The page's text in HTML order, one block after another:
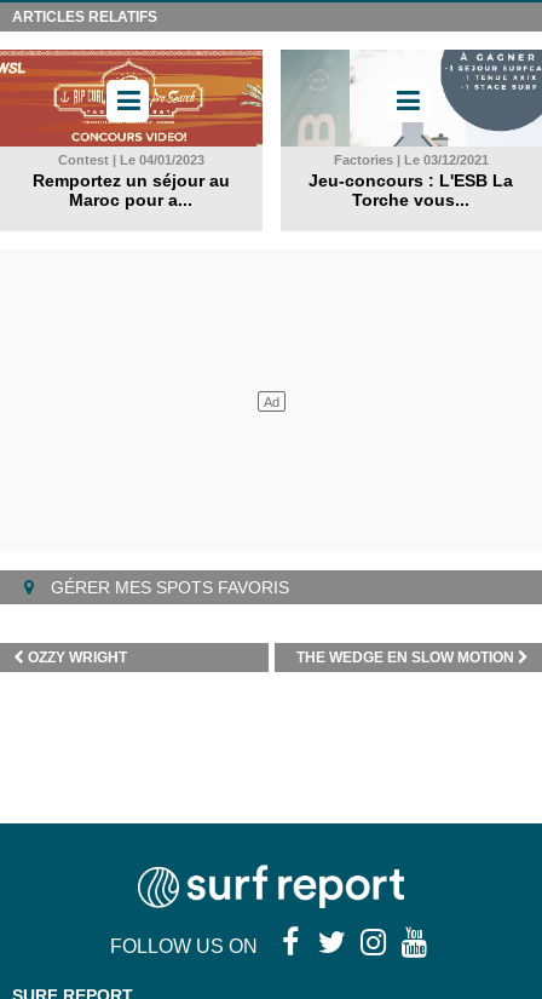
ARTICLES RELATIFS
Contest | Le 04/01/2023
Remportez un séjour au
Maroc pour a...
Factories | Le 03/12/2021
Jeu-concours : L'ESB La
Torche vous...
GÉRER MES SPOTS FAVORIS
THE WEDGE EN SLOW MOTION
OZZY WRIGHT
FOLLOW US ON